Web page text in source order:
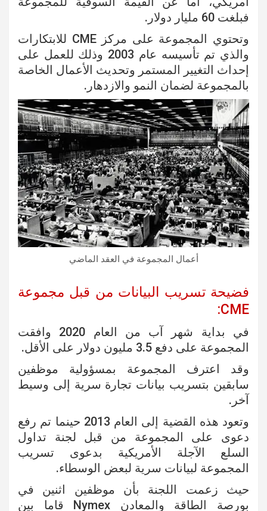
فبلغت 60 مليار دولار.
وتحتوي المجموعة على مركز CME للابتكارات
والذي تم تأسيسه عام 2003 وذلك للعمل على
إحداث التغيير المستمر وتحديث الأعمال الخاصة
بالمجموعة لضمان النمو والازدهار.
أعمال المجموعة في العقد الماضي
فضيحة تسريب البيانات من قبل مجموعة
CME:
في بداية شهر آب من العام 2020 وافقت
المجموعة على دفع 3.5 مليون دولار على الأقل.
وقد اعترف المجموعة بمسؤولية موظفين
سابقين بتسريب بيانات تجارة سرية إلى وسيط
آخر.
وتعود هذه القضية إلى العام 2013 حينما تم رفع
دعوى على المجموعة من قبل لجنة تداول
السلع الآجلة الأمريكية بدعوى تسريب
المجموعة لبيانات سرية لبعض الوسطاء.
حيث زعمت اللجنة بأن موظفين اثنين في
بورصة الطاقة والمعادن Nymex قاما بين